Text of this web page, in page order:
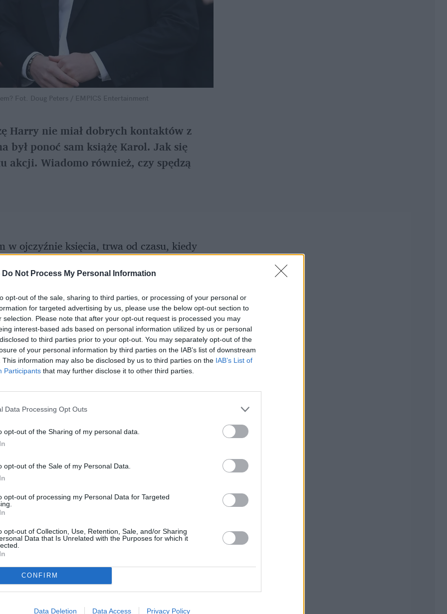
Do Not Process My Personal Information
opt-out of the sale, sharing to third parties, or processing of your personal or
for targeted advertising by us, please use the below opt-out section to
selection. Please note that after your opt-out request is processed you may
interest-based ads based on personal information utilized by us or personal
to third parties prior to your opt-out. You may separately opt-out of the
of your personal information by third parties on the IAB’s list of downstream
This information may also be disclosed by us to third parties on the IAB’s List of
Participants that may further disclose it to other third parties.
Data Processing Opt Outs
opt-out of the Sharing of my personal data.
opt-out of the Sale of my Personal Data.
opt-out of processing my Personal Data for Targeted
opt-out of Collection, Use, Retention, Sale, and/or Sharing
Data that Is Unrelated with the Purposes for which it
CONFIRM
Data Deletion Data Access Privacy Policy
Fot. Doug Peters / EMPICS Entertainment
Harry nie miał dobrych kontaktów z
był ponoć sam książę Karol. Jak się
akcji. Wiadomo również, czy spędzą
ojczyźnie księcia, trwa od czasu, kiedy
u Oprah Winfrey
brytyjskiej rodziny